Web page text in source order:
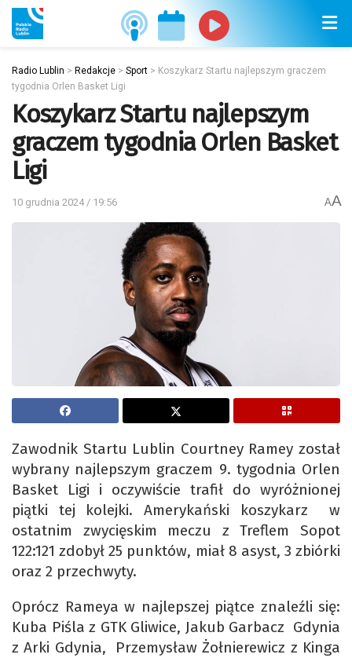
Radio Lublin > Redakcje > Sport > Koszykarz Startu najlepszym graczem
tygodnia Orlen Basket Ligi
Koszykarz Startu najlepszym
graczem tygodnia Orlen Basket
Ligi
10 grudnia 2024 / 19:56 AA
Zawodnik Startu Lublin Courtney Ramey został
wybrany najlepszym graczem 9. tygodnia Orlen
Basket Ligi i oczywiście trafił do wyróżnionej
piątki tej kolejki. Amerykański koszykarz w
ostatnim zwycięskim meczu z Treflem Sopot
122:121 zdobył 25 punktów, miał 8 asyst, 3 zbiórki
oraz 2 przechwyty.
Oprócz Rameya w najlepszej piątce znaleźli się:
Kuba Piśla z GTK Gliwice, Jakub Garbacz Gdynia
z Arki Gdynia, Przemysław Żołnierewicz z Kinga